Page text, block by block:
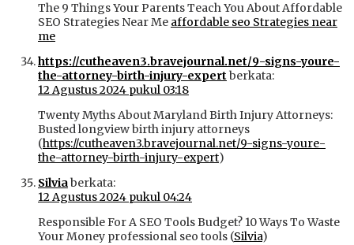
The 9 Things Your Parents Teach You About Affordable
SEO Strategies Near Me affordable seo Strategies near
me
https://cutheaven3.bravejournal.net/9-signs-youre-
the-attorney-birth-injury-expert berkata:
12 Agustus 2024 pukul 03:18
Twenty Myths About Maryland Birth Injury Attorneys:
Busted longview birth injury attorneys
(https://cutheaven3.bravejournal.net/9-signs-youre-
the-attorney-birth-injury-expert)
Silviaberkata:
12 Agustus 2024 pukul 04:24
Responsible For A SEO Tools Budget? 10 Ways To Waste
Your Money professional seo tools (Silvia)